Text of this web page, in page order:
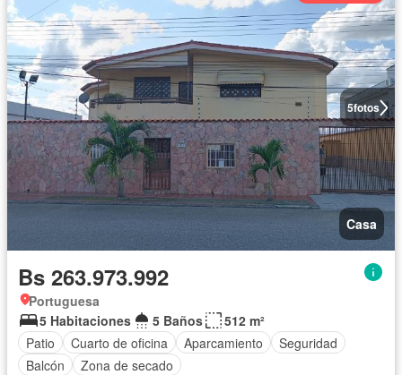
5fotos
Casa
Bs 263.973.992
Portuguesa
5 Habitaciones
5 Baños
512 m²
Patio
Cuarto de oficina Aparcamiento
Seguridad
Balcón
Zona de secado